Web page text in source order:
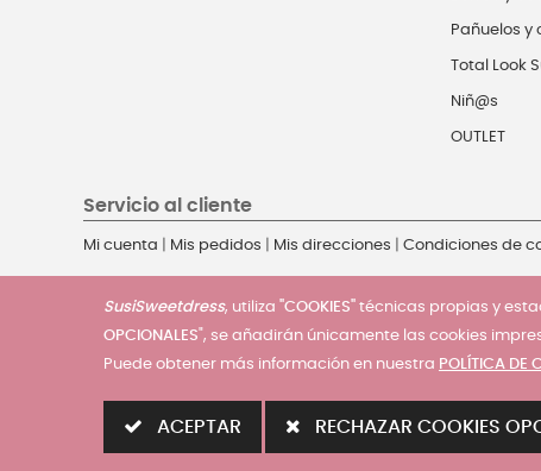
Pañuelos y
Total Look
Niñ@s
OUTLET
Servicio al cliente
Mi cuenta Mis pedidos Mis direcciones Condiciones de
SusiSweetdress, utiliza "COOKIES" técnicas propias y
OPCIONALES", se añadirán únicamente las cookies
Puede obtener más información en nuestra POLÍTICA DE
ACEPTAR RECHAZAR COOKIES